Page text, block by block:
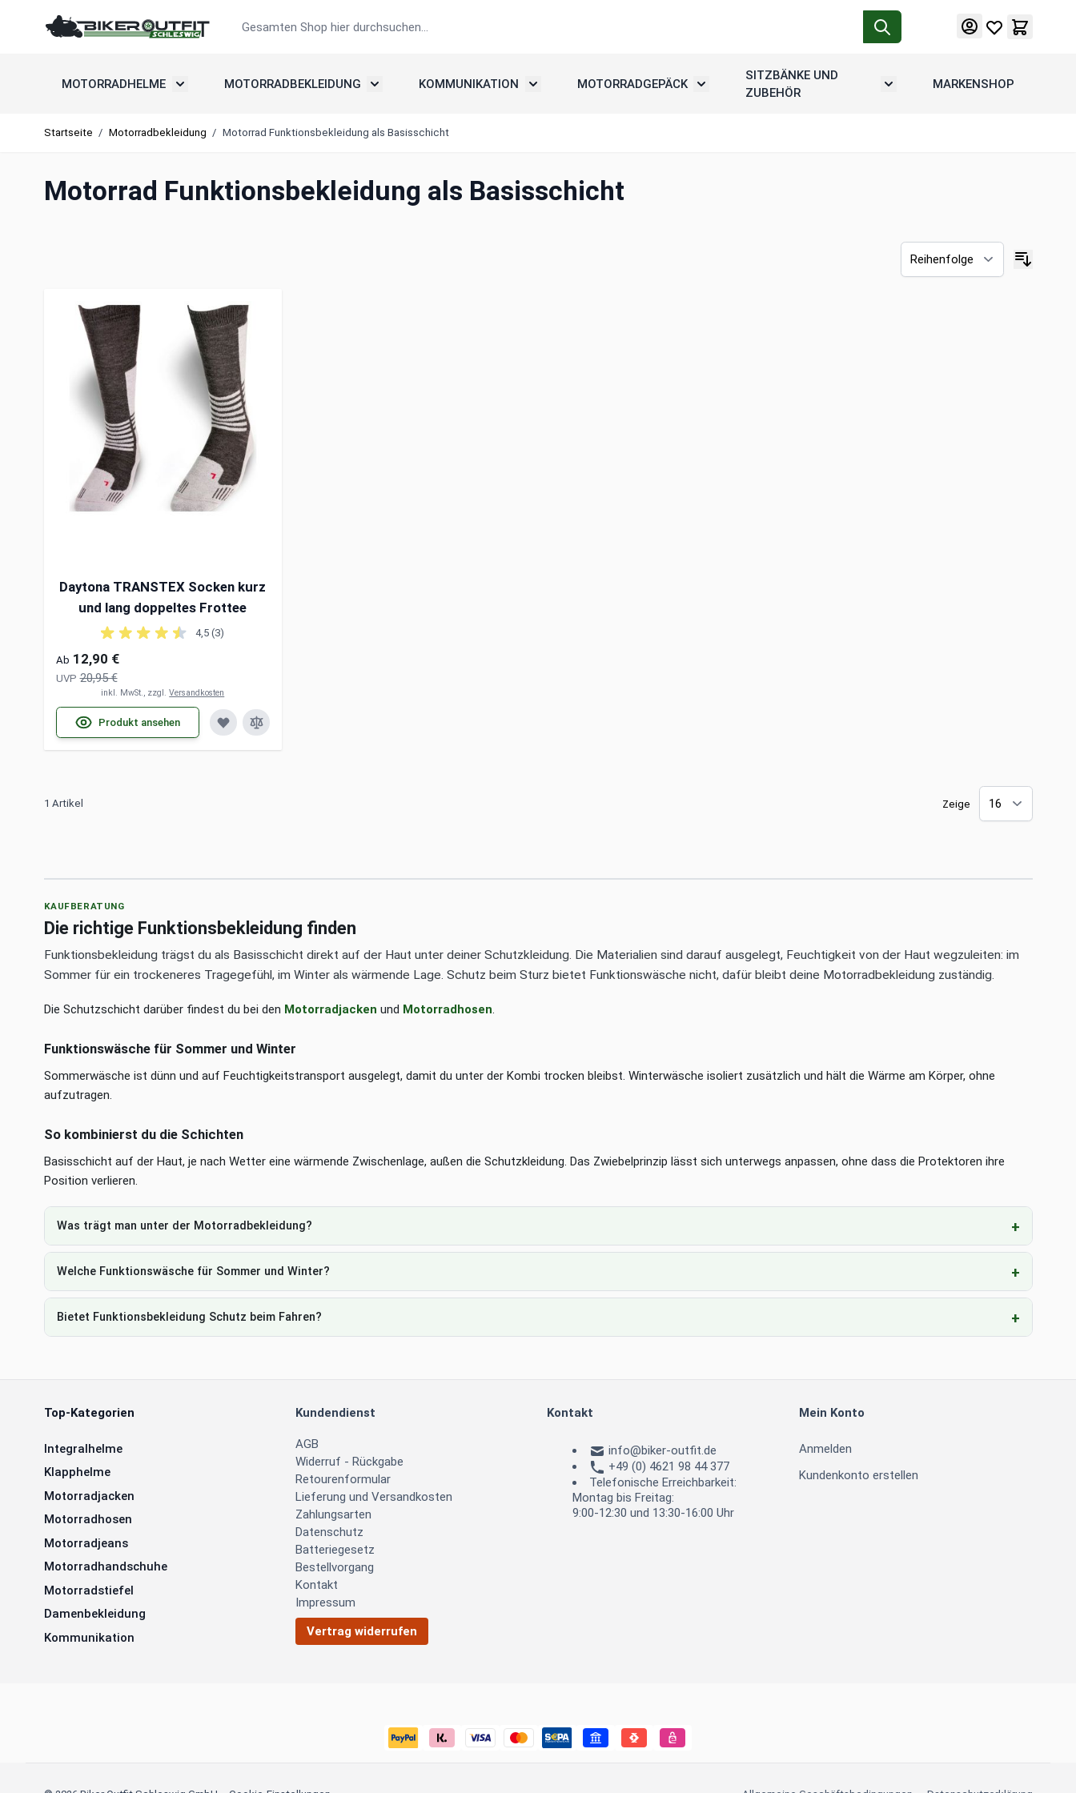
MOTORRADHELME
Untermenü umschalten: Motorradhelme
MOTORRADBEKLEIDUNG
Untermenü umschalten: Motorradbekleidung
KOMMUNIKATION
Untermenü umschalten: Kommunikation
MOTORRADGEPÄCK
Untermenü umschalten: Motorradgepäck
SITZBÄNKE UND
ZUBEHÖR
Untermenü umschalten: Sitzbänke
MARKENSHOP
Startseite / Motorradbekleidung / Motorrad Funktionsbekleidung als Basisschicht
Motorrad Funktionsbekleidung als Basisschicht
Daytona TRANSTEX Socken kurz
und lang doppeltes Frottee
4,5 (3)
Ab 12,90 €
UVP 20,95 €
inkl. MwSt., zzgl.Versandkosten
Produkt ansehen
1 Artikel Zeige
KAUFBERATUNG
Die richtige Funktionsbekleidung finden
Funktionsbekleidung trägst du als Basisschicht direkt auf der Haut unter deiner Schutzkleidung. Die Materialien sind darauf ausgelegt, Feuchtigkeit von der Haut wegzuleiten: im
Sommer für ein trockeneres Tragegefühl, im Winter als wärmende Lage. Schutz beim Sturz bietet Funktionswäsche nicht, dafür bleibt deine Motorradbekleidung zuständig.
Die Schutzschicht darüber findest du bei den Motorradjacken und Motorradhosen.
Funktionswäsche für Sommer und Winter
Sommerwäsche ist dünn und auf Feuchtigkeitstransport ausgelegt, damit du unter der Kombi trocken bleibst. Winterwäsche isoliert zusätzlich und hält die Wärme am Körper, ohne
aufzutragen.
So kombinierst du die Schichten
Basisschicht auf der Haut, je nach Wetter eine wärmende Zwischenlage, außen die Schutzkleidung. Das Zwiebelprinzip lässt sich unterwegs anpassen, ohne dass die Protektoren ihre
Position verlieren.
Was trägt man unter der Motorradbekleidung?
Welche Funktionswäsche für Sommer und Winter?
Bietet Funktionsbekleidung Schutz beim Fahren?
Top-Kategorien
Integralhelme
Klapphelme
Motorradjacken
Motorradhosen
Motorradjeans
Motorradhandschuhe
Motorradstiefel
Damenbekleidung
Kommunikation
Kundendienst
AGB
Widerruf - Rückgabe
Retourenformular
Lieferung und Versandkosten
Zahlungsarten
Datenschutz
Batteriegesetz
Bestellvorgang
Kontakt
Impressum
Vertrag widerrufen
Kontakt
info@biker-outfit.de
+49 (0) 4621 98 44 377
Telefonische Erreichbarkeit:
Montag bis Freitag:
9:00-12:30 und 13:30-16:00 Uhr
Mein Konto
Anmelden
Kundenkonto erstellen